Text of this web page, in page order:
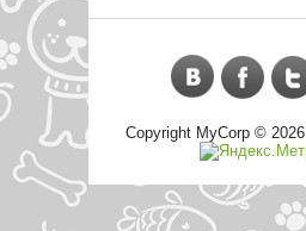
Copyright MyCorp © 2026